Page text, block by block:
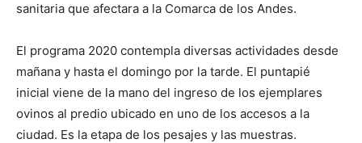
sanitaria que afectara a la Comarca de los Andes.
El programa 2020 contempla diversas actividades desde
mañana y hasta el domingo por la tarde. El puntapié
inicial viene de la mano del ingreso de los ejemplares
ovinos al predio ubicado en uno de los accesos a la
ciudad. Es la etapa de los pesajes y las muestras.